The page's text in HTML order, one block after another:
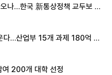
나…한국 新통상정책 교두보 활
다…산업부 15개 과제 180억 지
여 200개 대학 선정